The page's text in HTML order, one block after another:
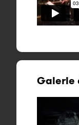
Galerie